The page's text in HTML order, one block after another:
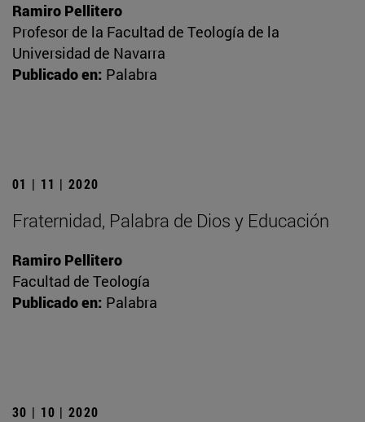
Ramiro Pellitero
Profesor de la Facultad de Teología de la
Universidad de Navarra
Publicado en: Palabra
01 | 11 | 2020
Fraternidad, Palabra de Dios y Educación
Ramiro Pellitero
Facultad de Teología
Publicado en: Palabra
30 | 10 | 2020